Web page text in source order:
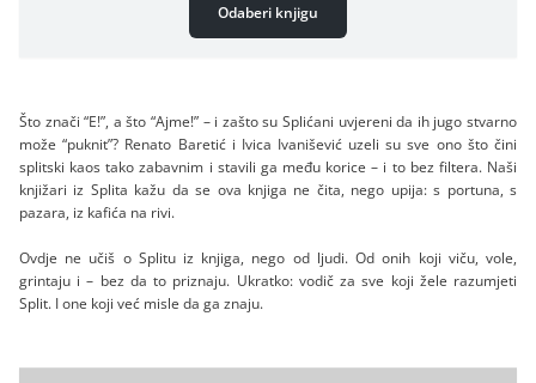
Odaberi knjigu
Što znači “E!”, a što “Ajme!” – i zašto su Splićani uvjereni da ih jugo stvarno
može “puknit”? Renato Baretić i Ivica Ivanišević uzeli su sve ono što čini
splitski kaos tako zabavnim i stavili ga među korice – i to bez filtera. Naši
knjižari iz Splita kažu da se ova knjiga ne čita, nego upija: s portuna, s
pazara, iz kafića na rivi.
Ovdje ne učiš o Splitu iz knjiga, nego od ljudi. Od onih koji viču, vole,
grintaju i – bez da to priznaju. Ukratko: vodič za sve koji žele razumjeti
Split. I one koji već misle da ga znaju.